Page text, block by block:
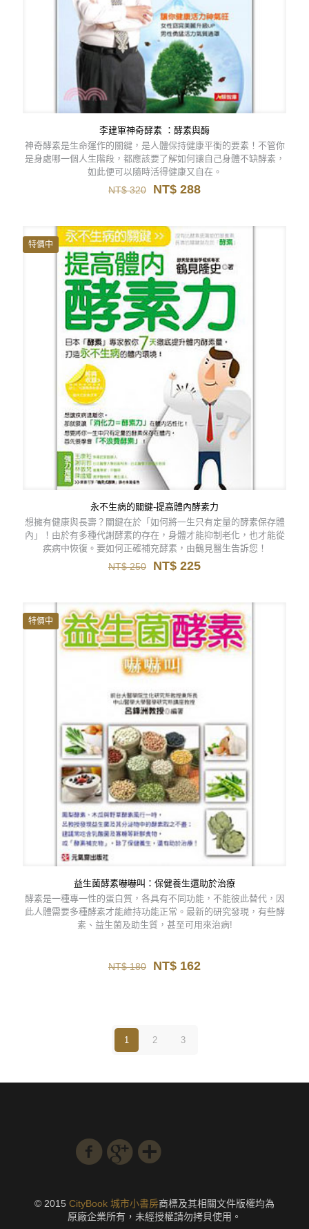
李建軍神奇酵素 ：酵素與酶
神奇酵素是生命運作的關鍵，是人體保持健康平衡的要素！不管你
是身處哪一個人生階段，都應該要了解如何讓自己身體不缺酵素，
如此便可以隨時活得健康又自在。
NT$320
原
格：
NT$ 320。
NT$ 288目
NT$ 288。
特價中
永不生病的關鍵-提高體內酵素力
想擁有健康與長壽？關鍵在於「如何將一生只有定量的酵素保存體
內」！由於有多種代謝酵素的存在，身體才能抑制老化，也才能從
疾病中恢復。要如何正確補充酵素，由鶴見醫生告訴您！
NT$250
原
格：
NT$ 250。
NT$ 225目
NT$ 225。
特價中
益生菌酵素嚇嚇叫：保健養生還助於治療
酵素是一種專一性的蛋白質，各具有不同功能，不能彼此替代，因
此人體需要多種酵素才能維持功能正常。最新的研究發現，有些酵
素、益生菌及助生質，甚至可用來治病!
NT$180
原
NT$ 162目
1 2 3
© 2015 CityBook 城市小書房商標及其相關文件版權均為
原廠企業所有，未經授權請勿拷貝使用。